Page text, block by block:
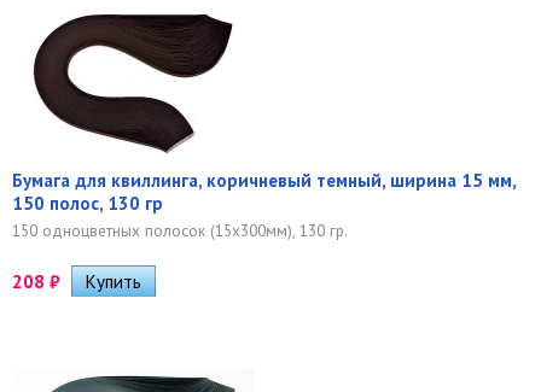
Бумага для квиллинга, коричневый темный, ширина 15 мм,
150 полос, 130 гр
150 одноцветных полосок (15х300мм), 130 гр.
208 ₽